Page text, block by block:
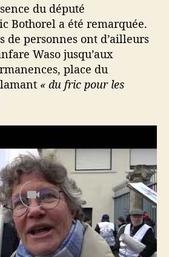
du député
Bothorel a été remarquée.
de personnes ont d’ailleurs
Waso jusqu’aux
place du
« du fric pour les